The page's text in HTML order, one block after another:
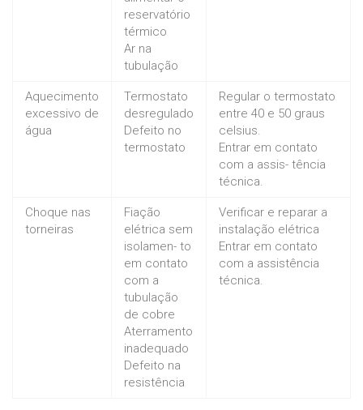
reservatório
térmico
Ar na
tubulação
Aquecimento
excessivo de
água
Termostato
desregulado
Defeito no
termostato
Regular o termostato
entre 40 e 50 graus
celsius.
Entrar em contato
com a assis- tência
técnica.
Choque nas
torneiras
Fiação
elétrica sem
isolamen- to
em contato
com a
tubulação
de cobre
Aterramento
inadequado
Defeito na
resistência
Verificar e reparar a
instalação elétrica
Entrar em contato
com a assistência
técnica.